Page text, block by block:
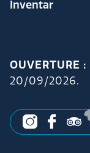
Inventar
OUVERTURE :
20/09/2026.